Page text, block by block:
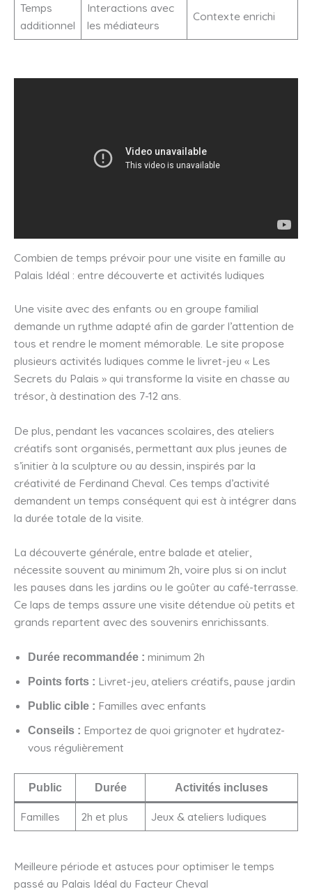
Temps
additionnel
Interactions avec
les médiateurs
Contexte enrichi
Combien de temps prévoir pour une visite en famille au
Palais Idéal : entre découverte et activités ludiques
Une visite avec des enfants ou en groupe familial
demande un rythme adapté afin de garder l’attention de
tous et rendre le moment mémorable. Le site propose
plusieurs activités ludiques comme le livret-jeu « Les
Secrets du Palais » qui transforme la visite en chasse au
trésor, à destination des 7-12 ans.
De plus, pendant les vacances scolaires, des ateliers
créatifs sont organisés, permettant aux plus jeunes de
s’initier à la sculpture ou au dessin, inspirés par la
créativité de Ferdinand Cheval. Ces temps d’activité
demandent un temps conséquent qui est à intégrer dans
la durée totale de la visite.
La découverte générale, entre balade et atelier,
nécessite souvent au minimum 2h, voire plus si on inclut
les pauses dans les jardins ou le goûter au café-terrasse.
Ce laps de temps assure une visite détendue où petits et
grands repartent avec des souvenirs enrichissants.
Durée recommandée : minimum 2h
Points forts : Livret-jeu, ateliers créatifs, pause jardin
Public cible : Familles avec enfants
Conseils : Emportez de quoi grignoter et hydratez-
vous régulièrement
Public Durée Activités incluses
Familles 2h et plus Jeux & ateliers ludiques
Meilleure période et astuces pour optimiser le temps
passé au Palais Idéal du Facteur Cheval